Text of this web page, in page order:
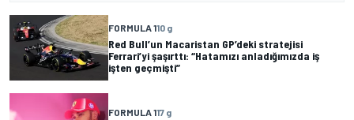
FORMULA 110 g
Red Bull’un Macaristan GP’deki stratejisi
Ferrari’yi şaşırttı: “Hatamızı anladığımızda iş
işten geçmişti”
FORMULA 117 g